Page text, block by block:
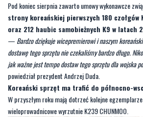
Pod koniec sierpnia zawarto umowy wykonawcze
strony koreańskiej pierwszych 180
oraz 212 haubic samobieżnych K9 w latach
— Bardzo dziękuje wicepremierowi i naszym
dostawę tego sprzętu nie czekaliśmy bardzo długo.
jak ważne jest tempo dostaw tego sprzętu dla wojska
powiedział prezydent Andrzej Duda.
Koreański sprzęt ma trafić do północno-
W przyszłym roku mają dotrzeć kolejne
wieloprowadnicowe wyrzutnie K239 CHUNMOO.